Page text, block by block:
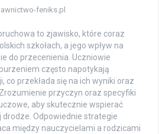
feniks.pl
to zjawisko, które coraz
szkołach, a jego wpływ na
do przecenienia. Uczniowie
często napotykają
co przekłada się na ich wyniki oraz
przyczyn oraz specyfiki
aby skutecznie wspierać
drodze. Odpowiednie strategie
między nauczycielami a rodzicami